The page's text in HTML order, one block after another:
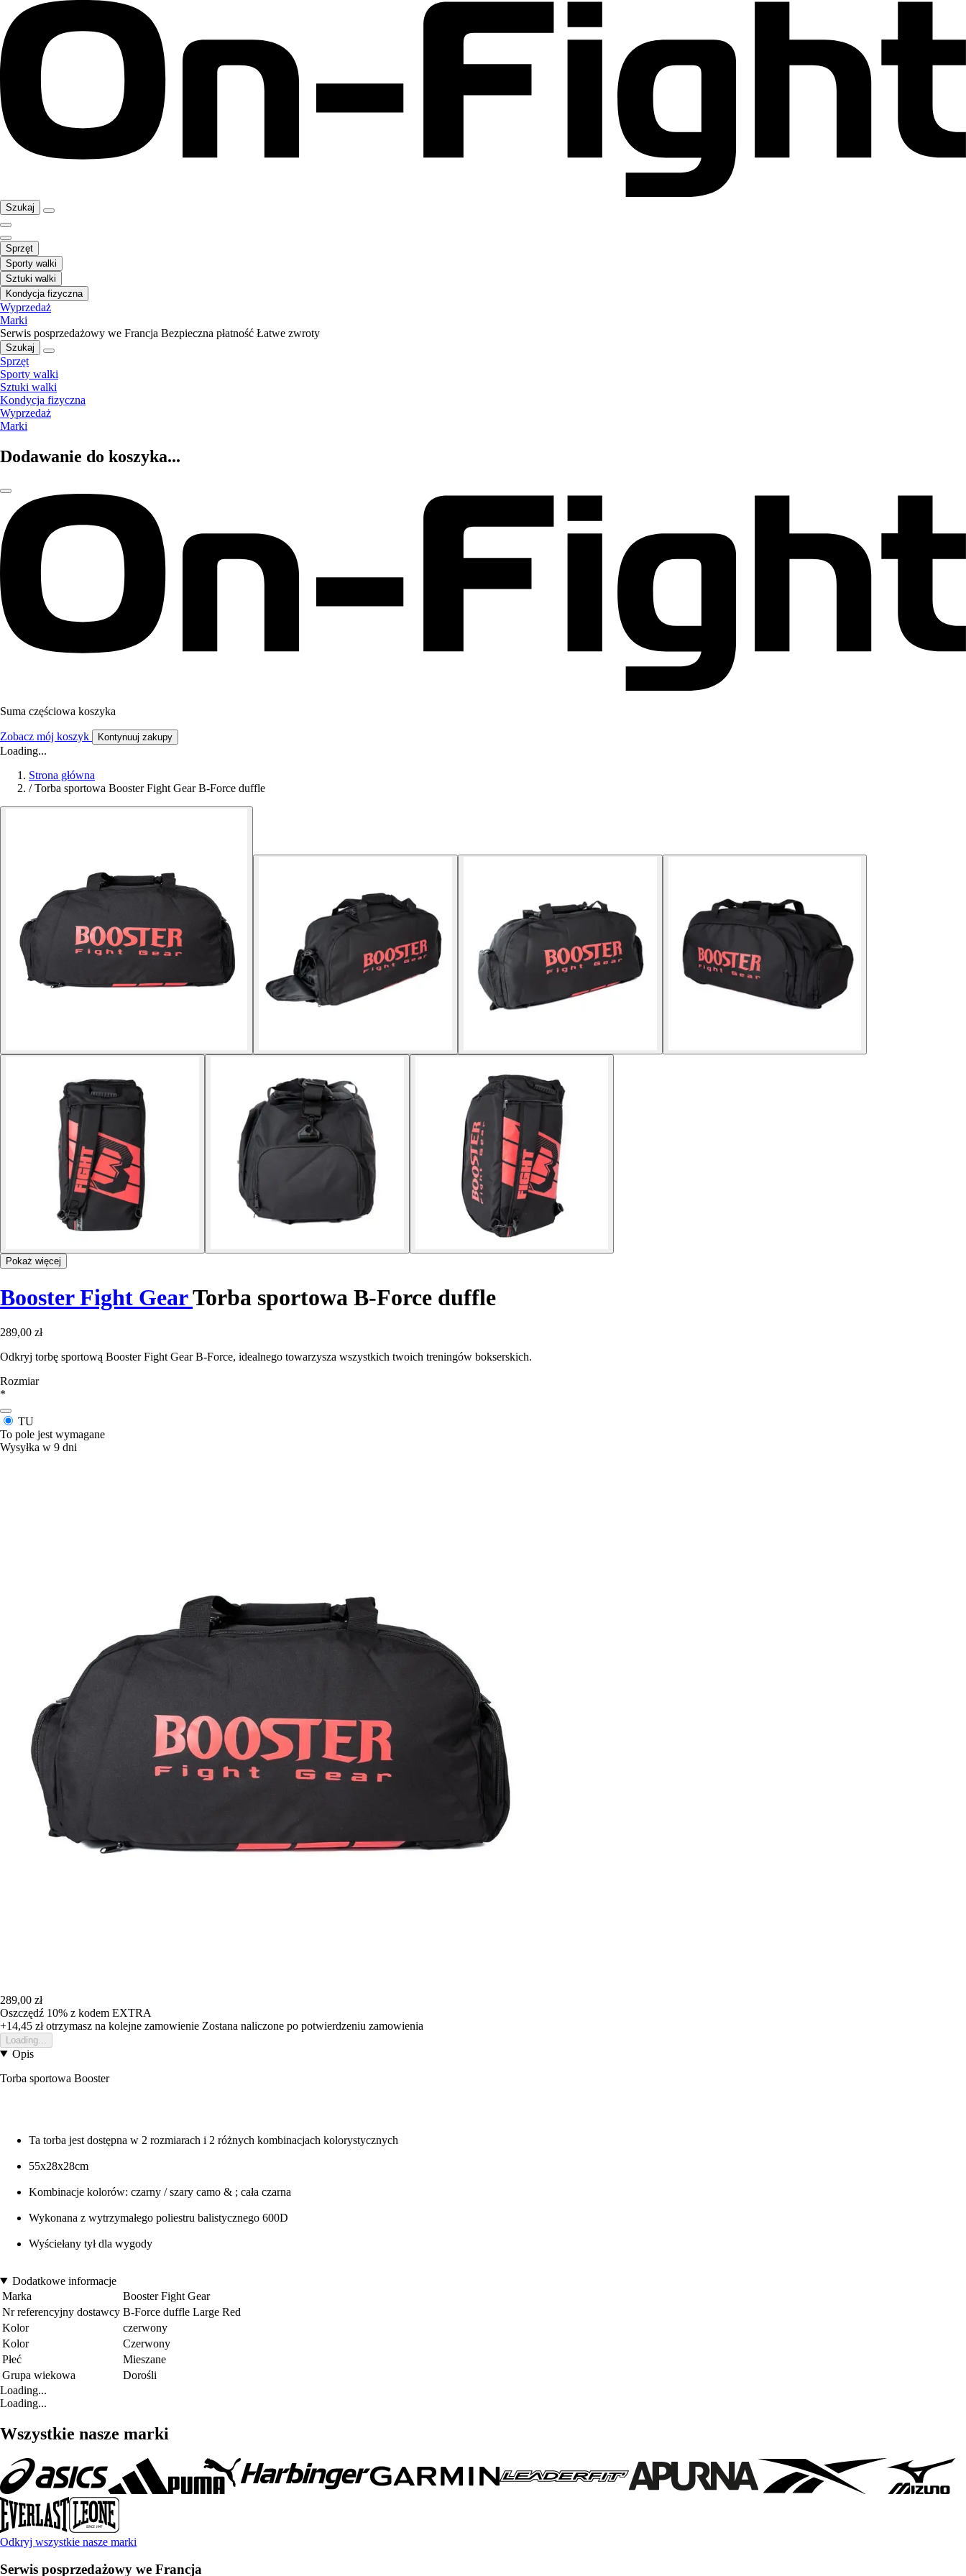
Szukaj
Sprzęt
Sporty walki
Sztuki walki
Kondycja fizyczna
Wyprzedaż
Marki
Serwis posprzedażowy we Francja Bezpieczna płatność Łatwe zwroty
Szukaj
Sprzęt
Sporty walki
Sztuki walki
Kondycja fizyczna
Wyprzedaż
Marki
Dodawanie do koszyka...
Suma częściowa koszyka
Zobacz mój koszyk Kontynuuj zakupy
Loading...
Strona główna
/ Torba sportowa Booster Fight Gear B-Force duffle
Pokaż więcej
Booster Fight GearTorba sportowa B-Force duffle
289,00 zł
Odkryj torbę sportową Booster Fight Gear B-Force, idealnego towarzysza wszystkich twoich treningów bokserskich.
Rozmiar
*
TU
To pole jest wymagane
Wysyłka w 9 dni
289,00 zł
Oszczędź 10% z kodem EXTRA
+14,45 złotrzymasz na kolejne zamowienie Zostana naliczone po potwierdzeniu zamowienia
Loading...
Opis
Torba sportowa Booster
Ta torba jest dostępna w 2 rozmiarach i 2 różnych kombinacjach kolorystycznych
55x28x28cm
Kombinacje kolorów: czarny / szary camo & ; cała czarna
Wykonana z wytrzymałego poliestru balistycznego 600D
Wyściełany tył dla wygody
Dodatkowe informacje
Marka
Booster Fight Gear
Nr referencyjny dostawcy B-Force duffle Large Red
Kolor
czerwony
Kolor
Czerwony
Płeć
Mieszane
Grupa wiekowa
Dorośli
Loading...
Loading...
Wszystkie nasze marki
Odkryj wszystkie nasze marki
Serwis posprzedażowy we Francja